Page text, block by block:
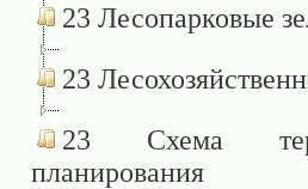
23 Лесопарковые
23
23 Схема
планирования